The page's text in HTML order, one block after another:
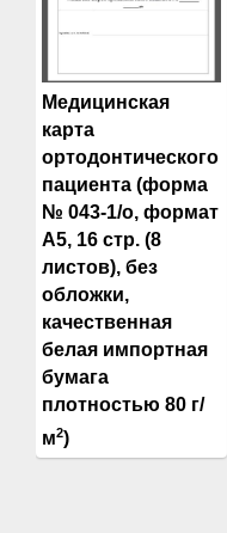
Медицинская
карта
ортодонтического
пациента (форма
№ 043-1/о, формат
А5, 16 стр. (8
листов), без
обложки,
качественная
белая импортная
бумага
плотностью 80 г/
м2)